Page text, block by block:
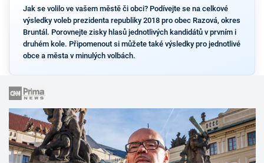
Jak se volilo ve vašem městě či obci? Podívejte se na celkové
výsledky voleb prezidenta republiky 2018 pro obec Razová, okres
Bruntál. Porovnejte zisky hlasů jednotlivých kandidátů v prvním i
druhém kole. Připomenout si můžete také výsledky pro jednotlivé
obce a města v minulých volbách.